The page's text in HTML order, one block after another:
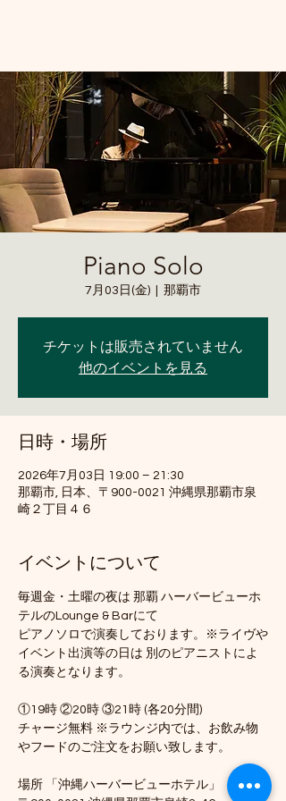
Piano Solo
7月03日(金) 那覇市
チケットは販売されていません
他のイベントを見る
日時・場所
2026年7月03日 19:00 – 21:30
那覇市, 日本、〒900-0021 沖縄県那覇市泉
崎２丁目４６
イベントについて
毎週金・土曜の夜は 那覇 ハーバービューホ
テルのLounge & Barにて
ピアノソロで演奏しております。※ライヴや
イベント出演等の日は 別のピアニストによ
る演奏となります。
①19時 ②20時 ③21時 (各20分間)
チャージ無料 ※ラウンジ内では、お飲み物
やフードのご注文をお願い致します。
場所 「沖縄ハーバービューホテル」